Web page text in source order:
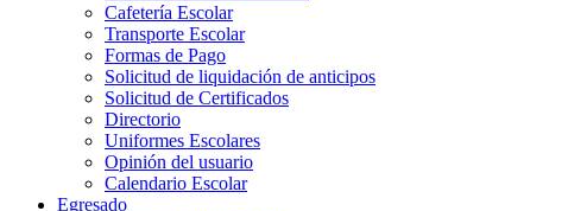
Cafetería Escolar
Transporte Escolar
Formas de Pago
Solicitud de liquidación de anticipos
Solicitud de Certificados
Directorio
Uniformes Escolares
Opinión del usuario
Calendario Escolar
Egresado